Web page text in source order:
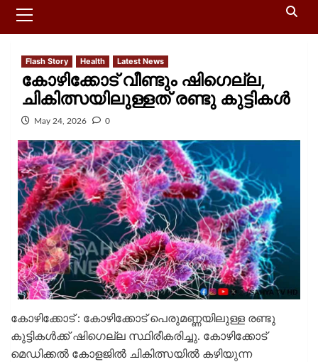
Flash Story Health Latest News
കോഴിക്കോട് വീണ്ടും ഷിഗെല്ല,
ചികിത്സയിലുള്ളത് രണ്ടു കുട്ടികള്‍
May 24, 2026 0
കോഴിക്കോട് : കോഴിക്കോട് പെരുമണ്ണയിലുള്ള രണ്ടു
കുട്ടികള്‍ക്ക് ഷിഗെല്ല സ്ഥിരീകരിച്ചു. കോഴിക്കോട്
മെഡിക്കല്‍ കോളജില്‍ ചികിത്സയില്‍ കഴിയുന്ന